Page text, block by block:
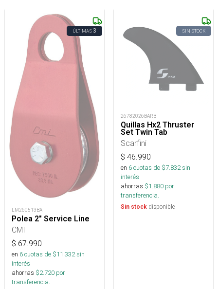
ÚLTIMAS3
LM260513BA
Polea 2" Service Line
CMI
$ 67.990
en 6cuotas de $11.332sin
interés
ahorras $2.720 por
transferencia.
SIN STOCK
26782026BARB
Quillas Hx2 Thruster
Set Twin Tab
Scarfini
$ 46.990
en 6cuotas de $7.832sin
interés
ahorras $1.880 por
transferencia.
Sin stock disponible